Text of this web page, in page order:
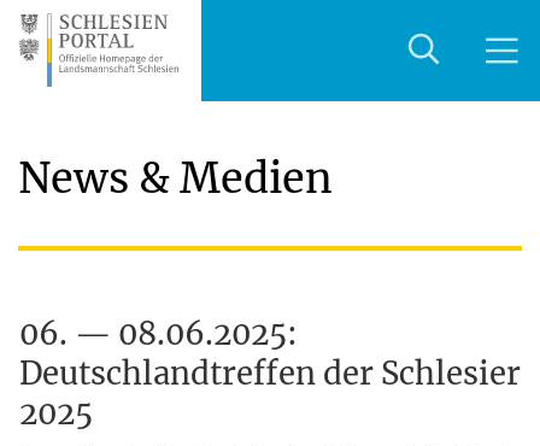
News & Medien
06. — 08.06.2025:
Deutschlandtreffen der Schlesier
2025